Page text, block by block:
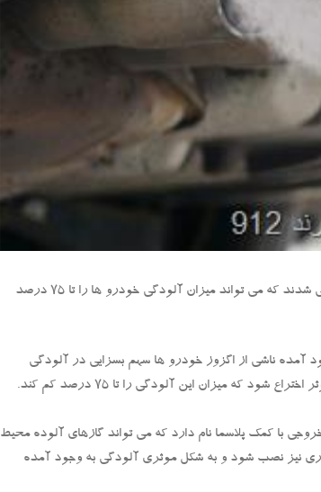
خط رند ۹۱۲: پژوهشگران در یک شرکت دانش بنیان موفق به طراحی و ساخت سیستمی شدند که می تواند میزان آلودگی خودرو ها را تا ۷۵ درصد
به وجود آمده ناشی از اگزوز خودرو ها سهم بسزایی در آلودگی
که میزان این آلودگی را تا ۷۵ درصد کم کند.
با کمک پلاسما نام دارد که می تواند گازهای آلوده محیط
نیز نصب شود و به شکل موثری آلودگی به وجود آمده